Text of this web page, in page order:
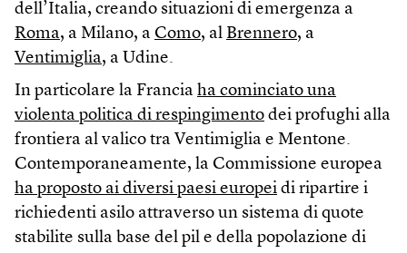
dell’Italia, creando situazioni di emergenza a
Roma, a Milano, a Como, al Brennero, a
Ventimiglia, a Udine.
In particolare la Francia ha cominciato una
violenta politica di respingimento dei profughi alla
frontiera al valico tra Ventimiglia e Mentone.
Contemporaneamente, la Commissione europea
ha proposto ai diversi paesi europei di ripartire i
richiedenti asilo attraverso un sistema di quote
stabilite sulla base del pil e della popolazione di